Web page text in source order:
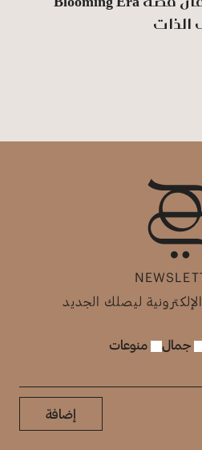
الذات
ليصلك الجديد
جمال منوعات
إضافة